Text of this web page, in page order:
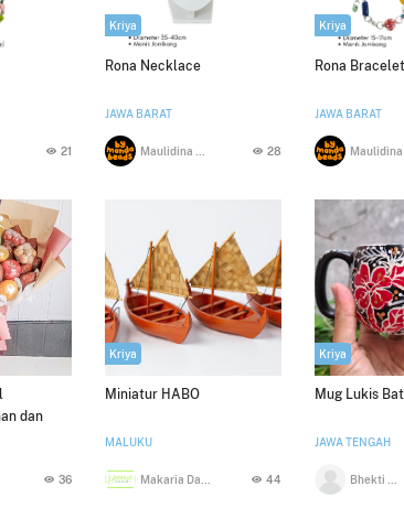
21
Kriya
Rona Necklace
JAWA BARAT
28
Kriya
Rona Bracelet
JAWA BARAT
dan
36
Kriya
Miniatur HABO
MALUKU
44
Kriya
Mug Lukis
JAWA TENGAH